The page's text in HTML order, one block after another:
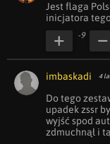
Jest flaga
inicjatora
-9
imbaskadi 4
Do tego
upadek zssr
wyjść spod
zdmuchnął i